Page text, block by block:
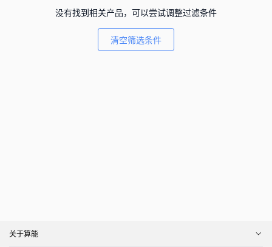
没有找到相关产品，可以尝试调整过滤条件
清空筛选条件
关于算能